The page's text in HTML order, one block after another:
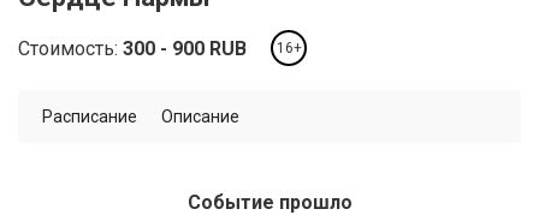
Стоимость: 300 900 RUB 16+
Расписание Описание
Событие прошло